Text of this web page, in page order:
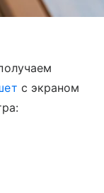
с экраном